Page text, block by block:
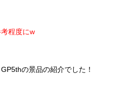
程度にw
の景品の紹介でした！